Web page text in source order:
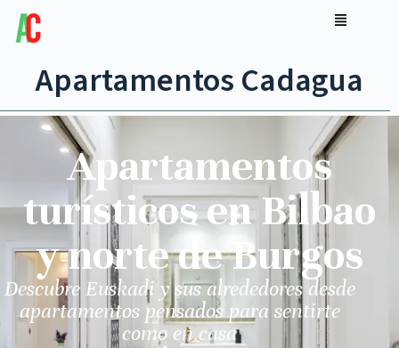
Apartamentos Cadagua
Apartamentos
turísticos en Bilbao
y norte de Burgos
Descubre Euskadi y sus alrededores desde
apartamentos pensados para sentirte
como en casa